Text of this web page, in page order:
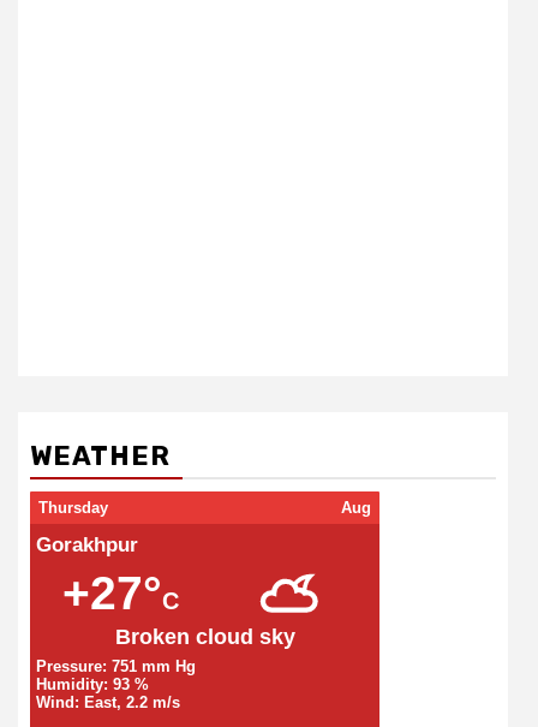
WEATHER
Thursday Aug
Gorakhpur
+27°C
Broken cloud sky
Pressure: 751 mm Hg
Humidity: 93 %
Wind: East, 2.2 m/s